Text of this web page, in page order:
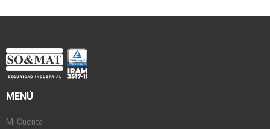
MENÚ
Mi Cuenta